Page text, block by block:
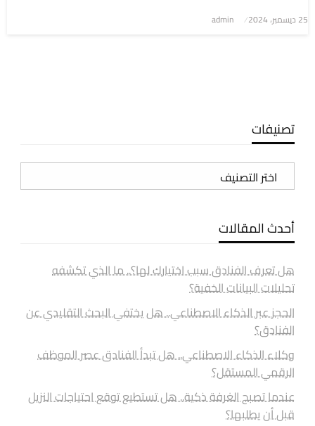
نُشر
25 ديسمبر، 2024 admin
تصنيفات
تصنيفات
أحدث المقالات
هل تعرف الفنادق سبب اختيارك لها؟.. ما الذي تكشفه
تحليلات البيانات الخفية؟
الحجز عبر الذكاء الاصطناعي.. هل يختفي البحث التقليدي عن
الفنادق؟
وكلاء الذكاء الاصطناعي.. هل تبدأ الفنادق عصر الموظف
الرقمي المستقل؟
عندما تصبح الغرفة ذكية.. هل تستطيع توقع احتياجات النزيل
قبل أن يطلبها؟